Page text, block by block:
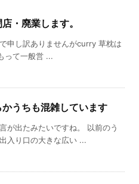
・廃業します。
申し訳ありませんがcurry 草枕は
って一般営 ...
うちも混雑しています
が出たみたいですね。 以前のう
入り口の大きな広い ...